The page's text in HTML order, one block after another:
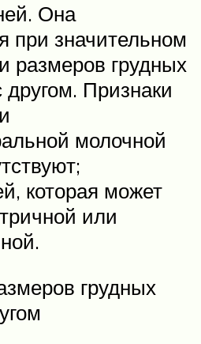
Она
при значительном
размеров грудных
другом. Признаки
молочной
которая может
или
грудных